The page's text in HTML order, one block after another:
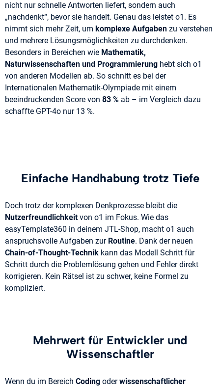
nicht nur schnelle Antworten liefert, sondern auch
„nachdenkt“, bevor sie handelt. Genau das leistet o1. Es
nimmt sich mehr Zeit, um komplexe Aufgaben zu verstehen
und mehrere Lösungsmöglichkeiten zu durchdenken.
Besonders in Bereichen wie Mathematik,
Naturwissenschaften und Programmierung hebt sich o1
von anderen Modellen ab. So schnitt es bei der
Internationalen Mathematik-Olympiade mit einem
beeindruckenden Score von 83 % ab – im Vergleich dazu
schaffte GPT-4o nur 13 %​.
Einfache Handhabung trotz Tiefe
Doch trotz der komplexen Denkprozesse bleibt die
Nutzerfreundlichkeitvon o1 im Fokus. Wie das
easyTemplate360 in deinem JTL-Shop, macht o1 auch
anspruchsvolle Aufgaben zur Routine. Dank der neuen
Chain-of-Thought-Technik kann das Modell Schritt für
Schritt durch die Problemlösung gehen und Fehler direkt
korrigieren​. Kein Rätsel ist zu schwer, keine Formel zu
kompliziert.
Mehrwert für Entwickler und
Wissenschaftler
Wenn du im Bereich Coding oderwissenschaftlicher